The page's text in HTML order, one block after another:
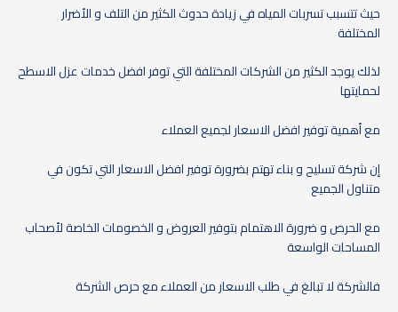
حيث تتسبب تسربات المياه في زيادة حدوث الكثير من التلف و الأضرار
المختلفة
لذلك يوجد الكثير من الشركات المختلفة التي توفر افضل خدمات عزل الاسطح
لحمايتها
مع أهمية توفير افضل الاسعار لجميع العملاء
إن شركة تسليح و بناء تهتم بضرورة توفير افضل الاسعار التي تكون في
متناول الجميع
مع الحرص و ضرورة الاهتمام بتوفير العروض و الخصومات الخاصة لأصحاب
المساحات الواسعة
فالشركة لا تبالغ في طلب الاسعار من العملاء مع حرص الشركة